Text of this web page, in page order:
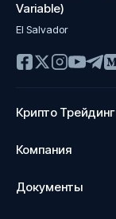
Variable)
El Salvador
Крипто Трейдинг
Компания
Документы